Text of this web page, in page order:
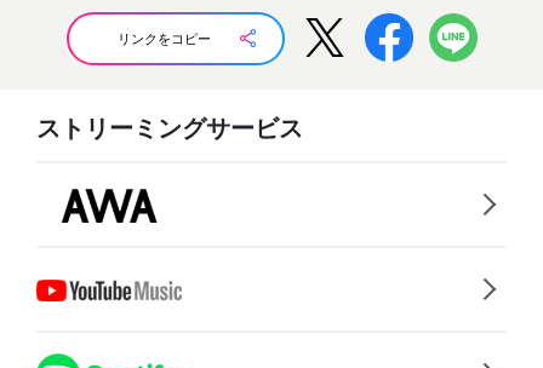
リンクをコピー
ストリーミングサービス